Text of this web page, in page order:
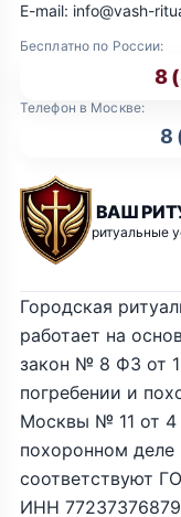
ВАШ
ритуальные
Бесплатно по России:
8
Телефон в Москве:
8
E-mail: info@vash-
Городская
работает на
закон № 8 ФЗ от
погребении и
Москвы № 11 от 4
похоронном
соответствуют
ИНН